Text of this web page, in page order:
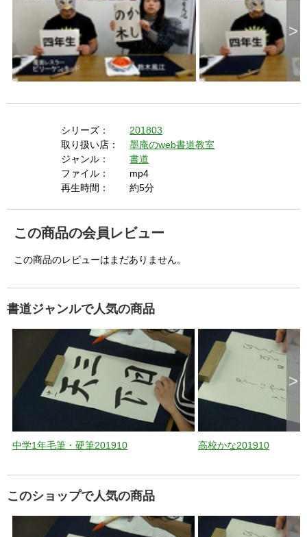
>
シリーズ：
201803
取り扱い店：
墨庵のweb書道教室
ジャンル：
書道
ファイル：
mp4
再生時間：
約5分
この商品の会員レビュー
この商品のレビューはまだありません。
書道ジャンルで人気の商品
中学1年毛筆・硬筆201910 高校かな201910
>
このショップで人気の商品